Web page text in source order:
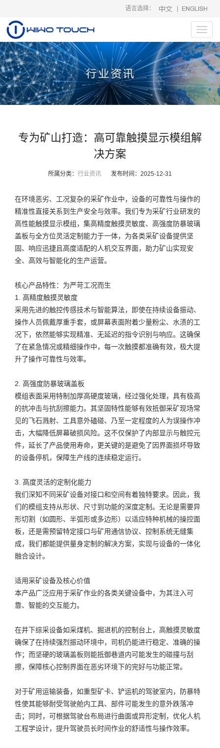
语言选择：
专为矿山打造：高可靠触摸显示模组解
决方案
所属分类： 行业资讯 发布时间： 2025-12-31
在环境恶劣、工况复杂的采矿作业中，设备的可靠性与操作的
精准性直接关系到生产安全与效率。我们专为采矿行业研发的
高性能触摸显示模组，集高精度触摸灵敏度、高强度防暴玻璃
盖板与全方位灵活定制能力于一体，为各类采矿设备提供坚
固、响应迅捷且高度适配的人机交互界面，助力矿山实现安
全、高效与智能化的生产运营。
核心产品特性：为严苛工况而生
1. 高精度触摸灵敏度
采用先进的触控传感技术与智能算法，即使在持续设备振动、
操作人员佩戴厚重手套，或屏幕表面附着少量粉尘、水渍的工
况下，依然能够实现精准、无延迟的指令识别与响应。这确保
了在紧急情况或精细操作中，每一次触摸都准确有效，极大提
升了操作可靠性与效率。
2. 高强度防暴玻璃盖板
模组表面采用特制加厚高硬度玻璃，经过强化处理，具有极高
的抗冲击与抗刮擦能力。其坚固特性能够有效抵御采矿现场常
见的飞石溅射、工具意外磕碰、乃至一定程度的人为误操作冲
击，大幅降低屏幕破损风险。这不仅保护了内部显示与触控元
件，延长了产品使用寿命，更关键的是避免了因界面损坏导致
的设备停机，保障生产线的连续稳定运行。
3. 高度灵活的定制化能力
我们深知不同采矿设备对接口和空间有着独特要求。因此，我
们的模组支持从形状、尺寸到功能的深度定制。无论是需要异
形切割（如圆形、半弧形或多边形）以适应特种机械的操控面
板，还是需预留特定接口与矿用通信协议、控制系统无缝集
成，我们都能提供量身定制的解决方案，实现与设备的一体化
融合设计。
适用采矿设备及核心价值
本产品广泛应用于采矿作业的各类关键设备中，为其注入可
靠、智能的交互能力。
在井下综采设备如采煤机、掘进机的控制台上，高触摸灵敏度
确保了在持续强烈振动环境中，司机仍能进行稳定、准确的操
作；而坚硬的玻璃盖板则能抵御巷道内可能发生的碰撞与刮
擦，保障核心控制界面在恶劣环境下的完好与功能正常。
对于矿用运输装备，如重型矿卡、铲运机的驾驶室内，防暴特
性使其能够耐受驾驶舱内工具、部件可能发生的意外跌落冲
击；同时，可根据驾驶台布局进行曲面或异形定制，优化人机
工程学设计，提升驾驶员长时间作业的舒适性与操作效率。